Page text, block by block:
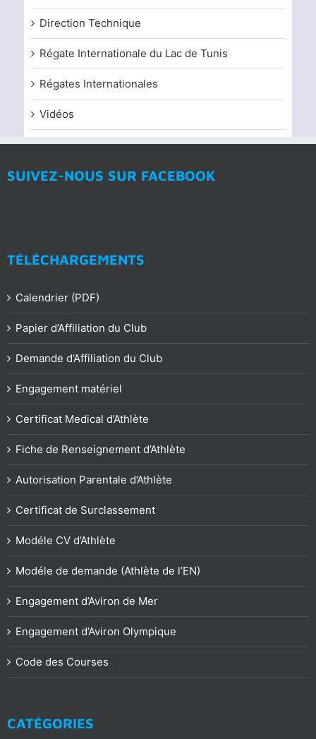
Direction Technique
Régate Internationale du Lac de Tunis
Régates Internationales
Vidéos
SUIVEZ-NOUS SUR FACEBOOK
TÉLÉCHARGEMENTS
Calendrier (PDF)
Papier d’Affiliation du Club
Demande d’Affiliation du Club
Engagement matériel
Certificat Medical d’Athlète
Fiche de Renseignement d’Athlète
Autorisation Parentale d’Athlète
Certificat de Surclassement
Modéle CV d’Athlète
Modéle de demande (Athlète de l’EN)
Engagement d’Aviron de Mer
Engagement d’Aviron Olympique
Code des Courses
CATÉGORIES